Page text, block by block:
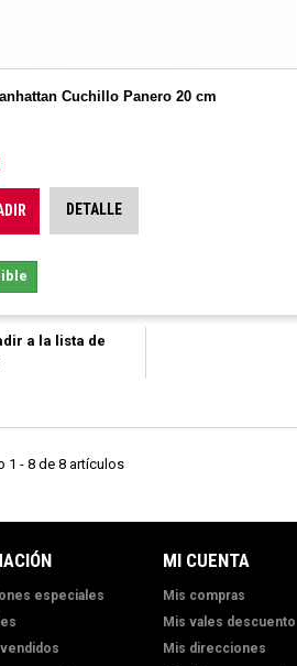
Cuchillo Panero 20 cm
DETALLE
a la lista de
1 - 8 de 8 artículos
especiales
MI CUENTA
Mis compras
Mis vales descuento
Mis direcciones